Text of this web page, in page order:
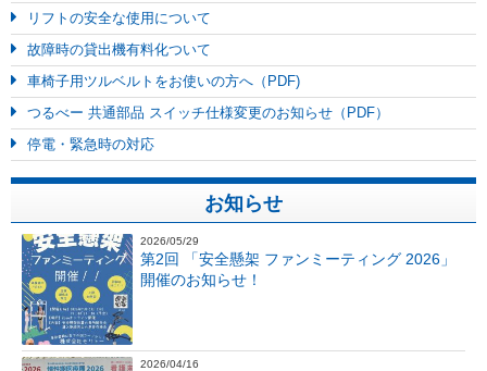
リフトの安全な使用について
故障時の貸出機有料化ついて
車椅子用ツルベルトをお使いの方へ（PDF)
つるべー 共通部品 スイッチ仕様変更のお知らせ（PDF）
停電・緊急時の対応
お知らせ
2026/05/29
第2回 「安全懸架 ファンミーティング 2026」
開催のお知らせ！
2026/04/16